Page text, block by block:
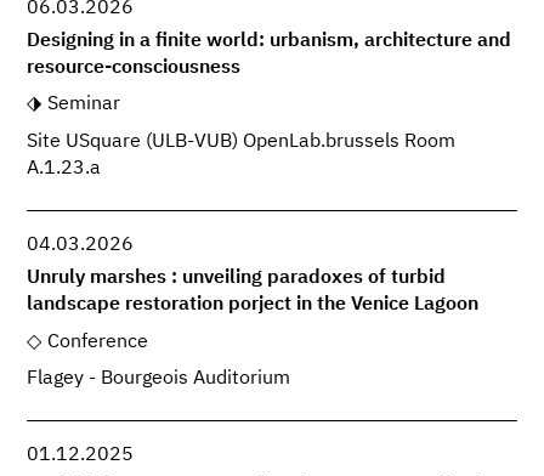
06.03.2026
Designing in a finite world: urbanism, architecture and
resource-consciousness
Seminar
Site USquare (ULB-VUB) OpenLab.brussels Room
A.1.23.a
04.03.2026
Unruly marshes : unveiling paradoxes of turbid
landscape restoration porject in the Venice Lagoon
Conference
Flagey - Bourgeois Auditorium
01.12.2025